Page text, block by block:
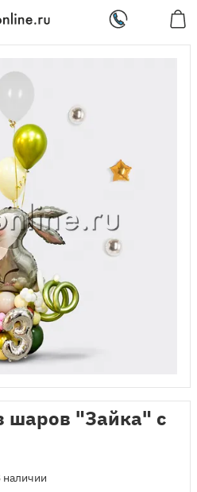
шаров "Зайка" с
наличии